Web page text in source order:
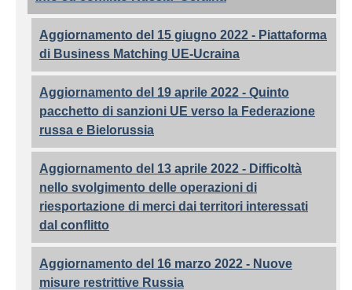
Aggiornamento del 15 giugno 2022 - Piattaforma
di Business Matching UE-Ucraina
Aggiornamento del 19 aprile 2022 - Quinto
pacchetto di sanzioni UE verso la Federazione
russa e Bielorussia
Aggiornamento del 13 aprile 2022 - Difficoltà
nello svolgimento delle operazioni di
riesportazione di merci dai territori interessati
dal conflitto
Aggiornamento del 16 marzo 2022 - Nuove
misure restrittive Russia